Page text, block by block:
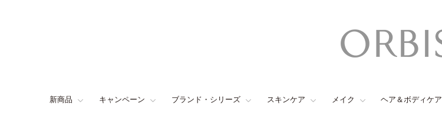
新商品 キャンペーン ブランド・シリーズ スキンケア メイク ヘア＆ボディケア